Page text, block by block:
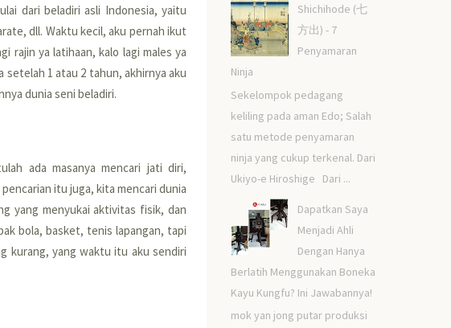
dari beladiri asli Indonesia, yaitu
dll. Waktu kecil, aku pernah ikut
rajin ya latihaan, kalo lagi males ya
setelah 1 atau 2 tahun, akhirnya aku
dunia seni beladiri.
ada masanya mencari jati diri,
itu juga, kita mencari dunia
yang menyukai aktivitas fisik, dan
bola, basket, tenis lapangan, tapi
kurang, yang waktu itu aku sendiri
Shichihode (七
方出) - 7
Penyamaran
Ninja
Sekelompok pedagang
keliling pada aman Edo; Salah
satu metode penyamaran
ninja yang cukup terkenal. Dari
Ukiyo-e Hiroshige Dari ...
Dapatkan Saya
Menjadi Ahli
Dengan Hanya
Berlatih Menggunakan Boneka
Kayu Kungfu? Ini Jawabannya!
mok yan jong putar produksi